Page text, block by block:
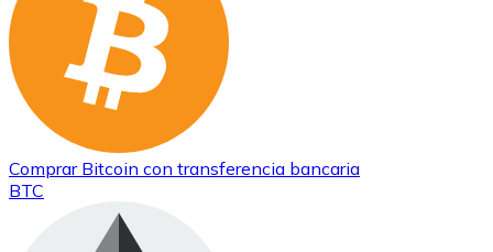
Comprar Bitcoin con transferencia bancaria
BTC